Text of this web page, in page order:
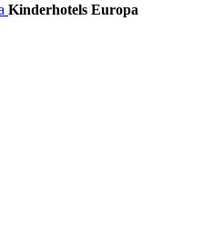
Kinderhotels Europa